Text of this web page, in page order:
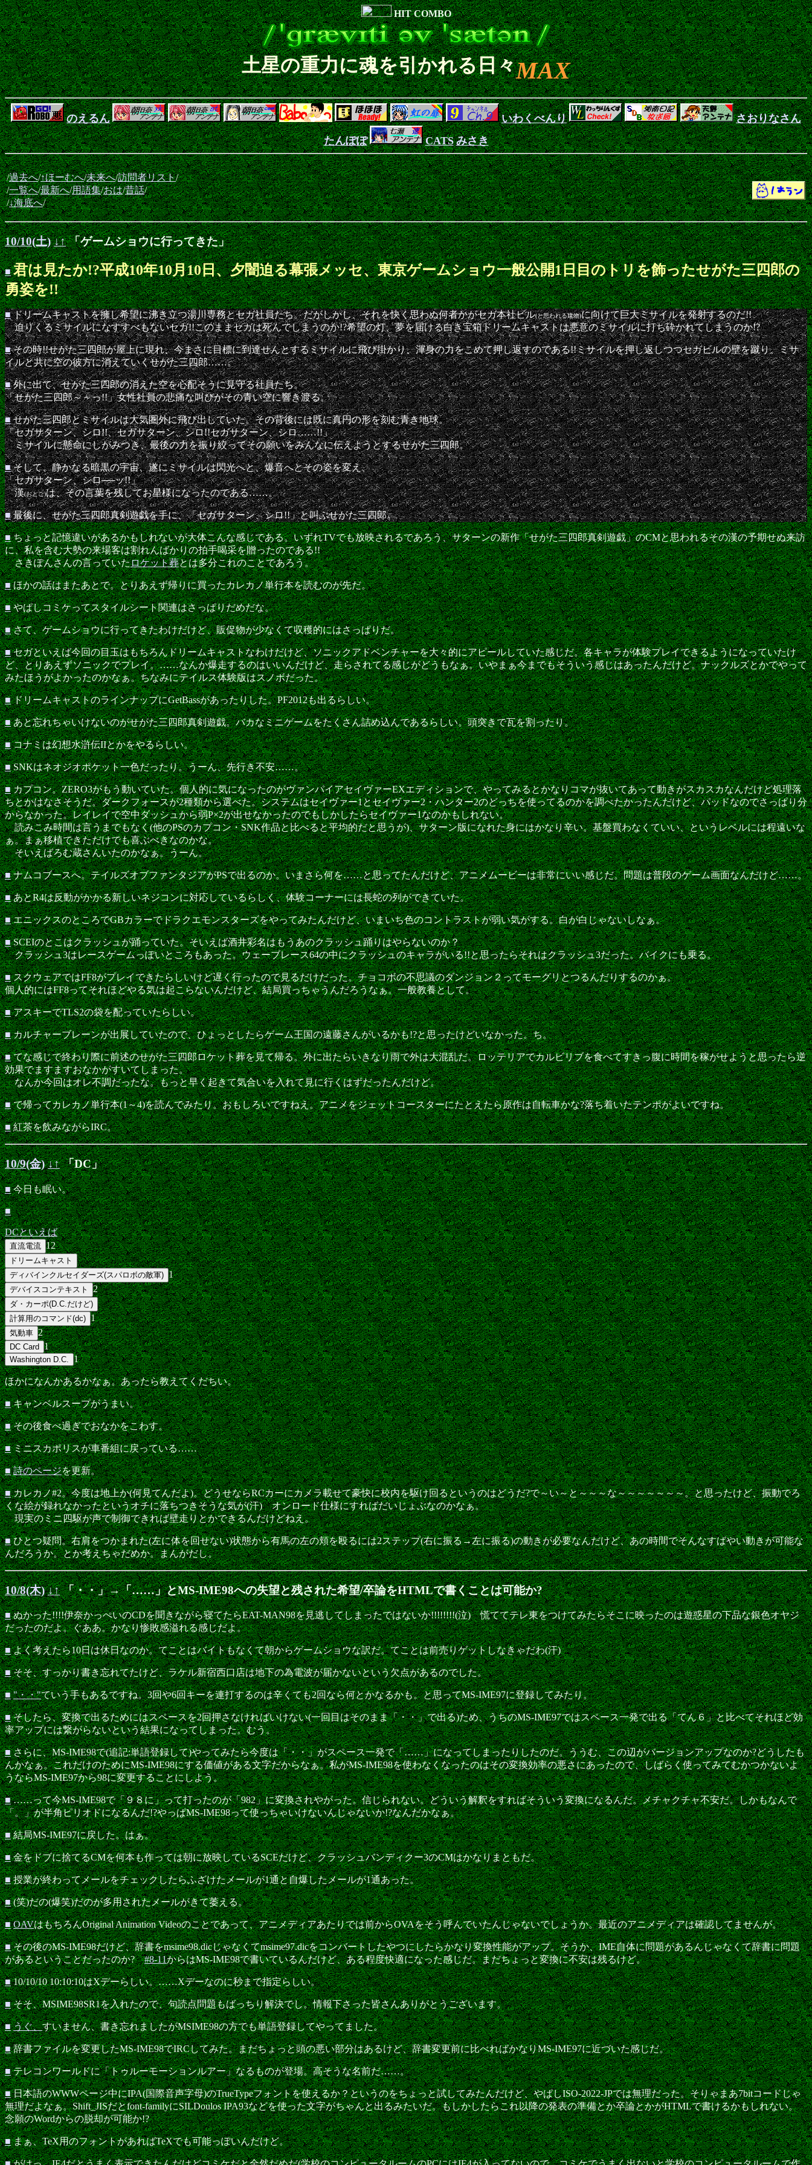
HIT COMBO
土星の重力に魂を引かれる日々MAX
のえるん いわくべんり
さおりなさん
たんぽぽ
CATS みさき
/過去へ/↑ほーむへ/未来へ/訪問者リスト/
/一覧へ/最新へ/用語集/おは/昔話/
/↓海底へ/
10/10(土) ↓↑ 「ゲームショウに行ってきた」
■ 君は見たか!?平成10年10月10日、夕闇迫る幕張メッセ、東京ゲームショウ一般公開1日目のトリを飾ったせがた三四郎の
勇姿を!!
■ドリームキャストを擁し希望に沸き立つ湯川専務とセガ社員たち。だがしかし、それを快く思わぬ何者かがセガ本社ビル(と思われる建物)に向けて巨大ミサイルを発射するのだ!!
迫りくるミサイルになすすべもないセガ!!このままセガは死んでしまうのか!?希望の灯、夢を届ける白き宝箱ドリームキャストは悪意のミサイルに打ち砕かれてしまうのか!?
■その時!!せがた三四郎が屋上に現れ、今まさに目標に到達せんとするミサイルに飛び掛かり、渾身の力をこめて押し返すのである!!ミサイルを押し返しつつセガビルの壁を蹴り、ミサ
イルと共に空の彼方に消えていくせがた三四郎……。
■外に出て、せがた三四郎の消えた空を心配そうに見守る社員たち。
「せがた三四郎～～っ!!」女性社員の悲痛な叫びがその青い空に響き渡る。
■せがた三四郎とミサイルは大気圏外に飛び出していた。その背後には既に真円の形を刻む青き地球。
「セガサターン、シロ!!、セガサターン、シロ!!セガサターン、シロ……!!」
ミサイルに懸命にしがみつき、最後の力を振り絞ってその願いをみんなに伝えようとするせがた三四郎。
■そして、静かなる暗黒の宇宙、遂にミサイルは閃光へと、爆音へとその姿を変え、
「セガサターン、シロ──ッ!!」
漢(おとこ)は、その言葉を残してお星様になったのである……。
■最後に、せがた三四郎真剣遊戯を手に、「セガサターン、シロ!!」と叫ぶせがた三四郎。
■ちょっと記憶違いがあるかもしれないが大体こんな感じである。いずれTVでも放映されるであろう、サターンの新作「せがた三四郎真剣遊戯」のCMと思われるその漢の予期せぬ来訪
に、私を含む大勢の来場客は割れんばかりの拍手喝采を贈ったのである!!
さきぽんさんの言っていたロケット葬とは多分これのことであろう。
■ほかの話はまたあとで。とりあえず帰りに買ったカレカノ単行本を読むのが先だ。
■やぱしコミケってスタイルシート関連はさっぱりだめだな。
■さて、ゲームショウに行ってきたわけだけど、販促物が少なくて収穫的にはさっぱりだ。
■セガといえば今回の目玉はもちろんドリームキャストなわけだけど、ソニックアドベンチャーを大々的にアピールしていた感じだ。各キャラが体験プレイできるようになっていたけ
ど、とりあえずソニックでプレイ。……なんか爆走するのはいいんだけど、走らされてる感じがどうもなぁ。いやまぁ今までもそういう感じはあったんだけど。ナックルズとかでやって
みたほうがよかったのかなぁ。ちなみにテイルス体験版はスノボだった。
■ドリームキャストのラインナップにGetBassがあったりした。PF2012も出るらしい。
■あと忘れちゃいけないのがせがた三四郎真剣遊戯。バカなミニゲームをたくさん詰め込んであるらしい。頭突きで瓦を割ったり。
■コナミは幻想水滸伝IIとかをやるらしい。
■SNKはネオジオポケット一色だったり。うーん、先行き不安……。
■カプコン。ZERO3がもう動いていた。個人的に気になったのがヴァンパイアセイヴァーEXエディションで、やってみるとかなりコマが抜いてあって動きがスカスカなんだけど処理落
ちとかはなさそうだ。ダークフォースが2種類から選べた。システムはセイヴァー1とセイヴァー2・ハンター2のどっちを使ってるのかを調べたかったんだけど、パッドなのでさっぱり分
からなかった。レイレイで空中ダッシュから弱P×2が出せなかったのでもしかしたらセイヴァー1なのかもしれない。
読みこみ時間は言うまでもなく(他のPSのカプコン・SNK作品と比べると平均的だと思うが)、サターン版になれた身にはかなり辛い。基盤買わなくていい、というレベルには程遠いな
ぁ。まぁ移植できただけでも喜ぶべきなのかな。
そいえばろむ蔵さんいたのかなぁ。うーん。
■ナムコブースへ。テイルズオブファンタジアがPSで出るのか。いまさら何を……と思ってたんだけど、アニメムービーは非常にいい感じだ。問題は普段のゲーム画面なんだけど……。
■あとR4は反動がかかる新しいネジコンに対応しているらしく、体験コーナーには長蛇の列ができていた。
■エニックスのところでGBカラーでドラクエモンスターズをやってみたんだけど、いまいち色のコントラストが弱い気がする。白が白じゃないしなぁ。
■SCEIのとこはクラッシュが踊っていた。そいえば酒井彩名はもうあのクラッシュ踊りはやらないのか？
クラッシュ3はレースゲームっぽいところもあった。ウェーブレース64の中にクラッシュのキャラがいる!!と思ったらそれはクラッシュ3だった。バイクにも乗る。
■スクウェアではFF8がプレイできたらしいけど遅く行ったので見るだけだった。チョコボの不思議のダンジョン２ってモーグリとつるんだりするのかぁ。
個人的にはFF8ってそれほどやる気は起こらないんだけど、結局買っちゃうんだろうなぁ。一般教養として。
■アスキーでTLS2の袋を配っていたらしい。
■カルチャーブレーンが出展していたので、ひょっとしたらゲーム王国の遠藤さんがいるかも!?と思ったけどいなかった。ち。
■てな感じで終わり際に前述のせがた三四郎ロケット葬を見て帰る。外に出たらいきなり雨で外は大混乱だ。ロッテリアでカルビリブを食べてすきっ腹に時間を稼がせようと思ったら逆
効果でますますおなかがすいてしまった。
なんか今回はオレ不調だったな。もっと早く起きて気合いを入れて見に行くはずだったんだけど。
■で帰ってカレカノ単行本(1～4)を読んでみたり。おもしろいですねえ。アニメをジェットコースターにたとえたら原作は自転車かな?落ち着いたテンポがよいですね。
■紅茶を飲みながらIRC。
10/9(金) ↓↑ 「DC」
■今日も眠い。
■
DCといえば
12
1
2
1
2
1
1
ほかになんかあるかなぁ。あったら教えてくだちい。
■キャンベルスープがうまい。
■その後食べ過ぎでおなかをこわす。
■ミニスカポリスが車番組に戻っている……
■ 詩のページを更新。
■カレカノ#2。今度は地上か(何見てんだよ)。どうせならRCカーにカメラ載せて豪快に校内を駆け回るというのはどうだ?で～い～と～～～な～～～～～～～。と思ったけど、振動でろ
くな絵が録れなかったというオチに落ちつきそうな気が(汗) オンロード仕様にすればだいじょぶなのかなぁ。
現実のミニ四駆が声で制御できれば壁走りとかできるんだけどねえ。
■ひとつ疑問。右肩をつかまれた(左に体を回せない)状態から有馬の左の頬を殴るには2ステップ(右に振る→左に振る)の動きが必要なんだけど、あの時間でそんなすばやい動きが可能な
んだろうか。とか考えちゃだめか。まんがだし。
10/8(木) ↓↑ 「・・」→「……」とMS-IME98への失望と残された希望/卒論をHTMLで書くことは可能か?
■ぬかった!!!!伊奈かっぺいのCDを聞きながら寝てたらEAT-MAN98を見逃してしまったではないか!!!!!!!!(泣) 慌ててテレ東をつけてみたらそこに映ったのは遊惑星の下品な銀色オヤジ
だったのだよ。ぐああ。かなり惨敗感溢れる感じだよ。
■よく考えたら10日は休日なのか。てことはバイトもなくて朝からゲームショウな訳だ。てことは前売りゲットしなきゃだわ(汗)
■そそ、すっかり書き忘れてたけど、ラケル新宿西口店は地下の為電波が届かないという欠点があるのでした。
■ "・・"ていう手もあるですね。3回や6回キーを連打するのは辛くても2回なら何とかなるかも。と思ってMS-IME97に登録してみたり。
■そしたら、変換で出るためにはスペースを2回押さなければいけない(一回目はそのまま「・・」で出る)ため、うちのMS-IME97ではスペース一発で出る「てん６」と比べてそれほど効
率アップには繋がらないという結果になってしまった。むう。
■さらに、MS-IME98で(追記:単語登録して)やってみたら今度は「・・」がスペース一発で「……」になってしまったりしたのだ。ううむ、この辺がバージョンアップなのか?どうしたも
んかなぁ。これだけのためにMS-IME98にする価値がある文字だからなぁ。私がMS-IME98を使わなくなったのはその変換効率の悪さにあったので、しばらく使ってみてむかつかないよ
うならMS-IME97から98に変更することにしよう。
■……って今MS-IME98で「９８に」って打ったのが「982」に変換されやがった。信じられない。どういう解釈をすればそういう変換になるんだ。メチャクチャ不安だ。しかもなんで
「。」が半角ピリオドになるんだ!?やっぱMS-IME98って使っちゃいけないんじゃないか!?なんだかなぁ。
■結局MS-IME97に戻した。はぁ。
■金をドブに捨てるCMを何本も作っては朝に放映しているSCEだけど、クラッシュバンディクー3のCMはかなりまともだ。
■授業が終わってメールをチェックしたらふざけたメールが1通と自爆したメールが1通あった。
■(笑)だの(爆笑)だのが多用されたメールがきて萎える。
■ OAVはもちろんOriginal Animation Videoのことであって、アニメディアあたりでは前からOVAをそう呼んでいたんじゃないでしょうか。最近のアニメディアは確認してませんが。
■その後のMS-IME98だけど、辞書をmsime98.dicじゃなくてmsime97.dicをコンバートしたやつにしたらかなり変換性能がアップ。そうか、IME自体に問題があるんじゃなくて辞書に問題
があるということだったのか?#8-11からはMS-IME98で書いているんだけど、ある程度快適になった感じだ。まだちょっと変換に不安は残るけど。
■10/10/10 10:10:10はXデーらしい。……Xデーなのに秒まで指定らしい。
■そそ、MSIME98SR1を入れたので、句読点問題もばっちり解決でし。情報下さった皆さんありがとうございます。
■ うぐ、すいません、書き忘れましたがMSIME98の方でも単語登録してやってました。
■辞書ファイルを変更したMS-IME98でIRCしてみた。まだちょっと頭の悪い部分はあるけど、辞書変更前に比べればかなりMS-IME97に近づいた感じだ。
■テレコンワールドに「トゥルーモーションルアー」なるものが登場。高そうな名前だ……。
■日本語のWWWページ中にIPA(国際音声字母)のTrueTypeフォントを使えるか？というのをちょっと試してみたんだけど、やぱしISO-2022-JPでは無理だった。そりゃまあ7bitコードじゃ
無理だよなぁ。Shift_JISだとfont-familyにSILDoulos IPA93などを使った文字がちゃんと出るみたいだ。もしかしたらこれ以降の発表の準備とか卒論とかがHTMLで書けるかもしれない。
念願のWordからの脱却が可能か!?
■まぁ、TeX用のフォントがあればTeXでも可能っぽいんだけど。